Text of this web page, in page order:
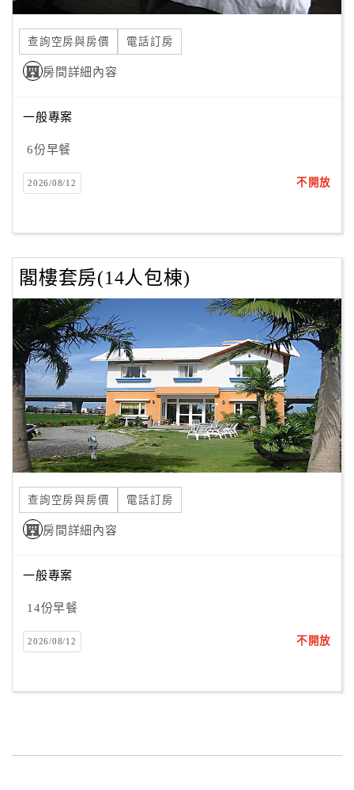
合
作
提
案
店
作
商
合
作
旅
伴
計
劃
商
品
宣
傳
查詢空房與房價 電話訂房
房間詳細內容
一般專案
6份早餐
2026/08/12 不開放
閣樓套房(14人包棟)
查詢空房與房價 電話訂房
房間詳細內容
一般專案
14份早餐
2026/08/12 不開放